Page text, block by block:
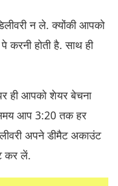
न ले. क्योंकी आपको
करनी होती है. साथ ही
ही आपको शेयर बेचना
समय आप 3:20 तक हर
अपने डीमैट अकाउंट
कर लें.